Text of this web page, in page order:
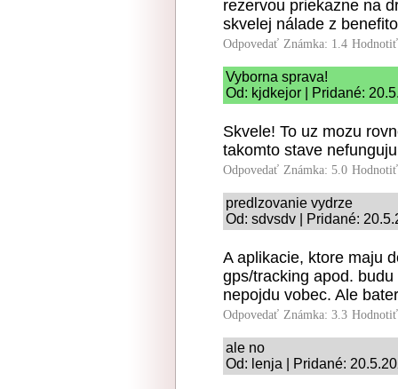
rezervou priekazne na
skvelej nálade z
Odpovedať Známka: 1.4
Vyborna sprava!
Od: kjdkejor | Pridané:
Skvele! To uz mozu
takomto stave
Odpovedať Známka: 5.0
predlzovanie vydrze
Od: sdvsdv | Pridané:
A aplikacie, ktore maju
gps/tracking apod.
nepojdu vobec. Ale
Odpovedať Známka: 3.3
ale no
Od: lenja | Pridané: